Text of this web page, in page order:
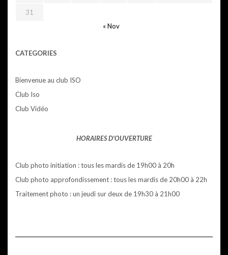
31
« Nov
CATEGORIES
Bienvenue au club ISO
Club Iso
Club Vidéo
HORAIRES D'OUVERTURE
Club photo initiation : tous les mardis de 19h00 à 20h
Club photo approfondissement : tous les mardis de 20h00 à 22h
Traitement photo : un jeudi sur deux de 19h30 à 21h00